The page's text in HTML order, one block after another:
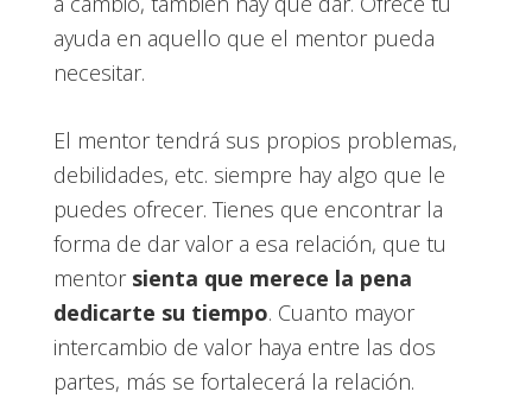
ayuda en aquello que el mentor pueda
necesitar.
El mentor tendrá sus propios problemas,
debilidades, etc. siempre hay algo que le
puedes ofrecer. Tienes que encontrar la
forma de dar valor a esa relación, que tu
mentor sienta que merece la pena
dedicarte su tiempo. Cuanto mayor
intercambio de valor haya entre las dos
partes, más se fortalecerá la relación.